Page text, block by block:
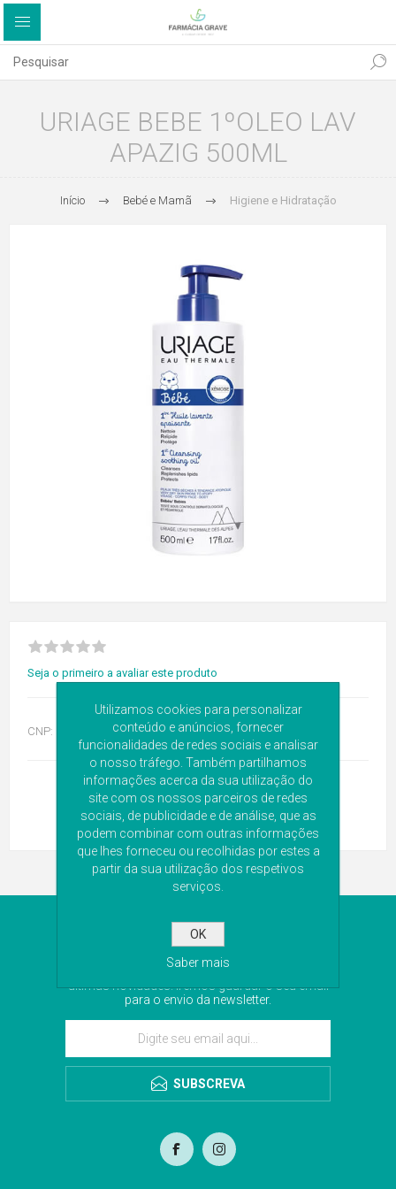
URIAGE BEBE 1ºOLEO LAV
APAZIG 500ML
Início Bebé e Mamã Higiene e Hidratação
Seja o primeiro a avaliar este produto
CNP:
NEWSLETTER
Subscreva a nossa newsletter para receber as
últimas novidades. Iremos guardar o seu email
para o envio da newsletter.
SUBSCREVA
Utilizamos cookies para personalizar
conteúdo e anúncios, fornecer
funcionalidades de redes sociais e analisar
o nosso tráfego. Também partilhamos
informações acerca da sua utilização do
site com os nossos parceiros de redes
sociais, de publicidade e de análise, que as
podem combinar com outras informações
que lhes forneceu ou recolhidas por estes a
partir da sua utilização dos respetivos
serviços.
OK
Saber mais